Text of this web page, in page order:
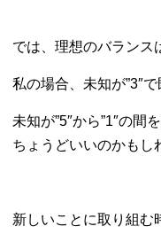
では、理想のバランス
私の場合、 未知が”3″
未知が”5″から”1″の間
ちょうどいいのかもし
新しいことに取り組む